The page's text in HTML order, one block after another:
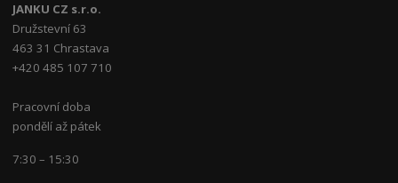
JANKU CZ s.r.o.
Družstevní 63
463 31 Chrastava
+420 485 107 710
Pracovní doba
pondělí až pátek
7:30 – 15:30